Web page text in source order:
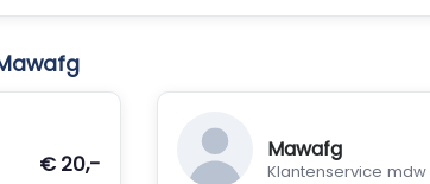
€ 20,- Mawafg
Klantenservice mdw